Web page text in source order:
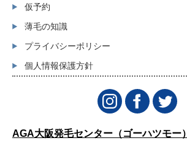
仮予約
薄毛の知識
プライバシーポリシー
個人情報保護方針
AGA大阪発毛センター（ゴーハツモー）